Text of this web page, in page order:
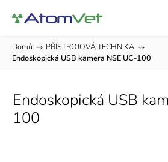
Domů / PŘÍSTROJOVÁ TECHNIKA /
Endoskopická USB kamera NSE UC-100
Endoskopická USB
100